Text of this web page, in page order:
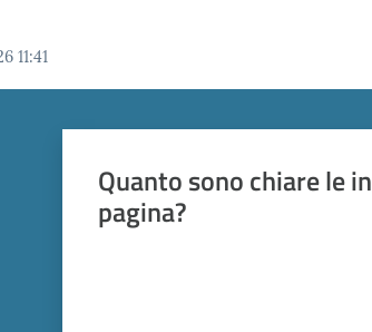
11:41
Quanto sono chiare le
pagina?